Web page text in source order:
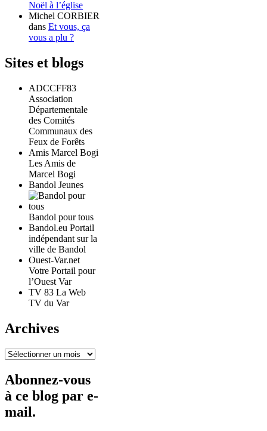
Noël à l’église
Michel CORBIER
dans Et vous, ça
vous a plu ?
Sites et blogs
ADCCFF83
Association
Départementale
des Comités
Communaux des
Feux de Forêts
Amis Marcel Bogi
Les Amis de
Marcel Bogi
Bandol Jeunes
Bandol pour tous
Bandol.eu Portail
indépendant sur la
ville de Bandol
Ouest-Var.net
Votre Portail pour
l’Ouest Var
TV 83 La Web
TV du Var
Archives
Archives
Abonnez-vous
à ce blog par e-
mail.